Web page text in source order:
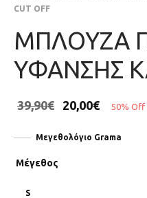
CUT OFF
ΜΠΛΟΥΖΑ
ΥΦΑΝΣΗΣ
39,90€ 20,00€ 50% Off
Μεγεθολόγιο Grama
Μέγεθος
S